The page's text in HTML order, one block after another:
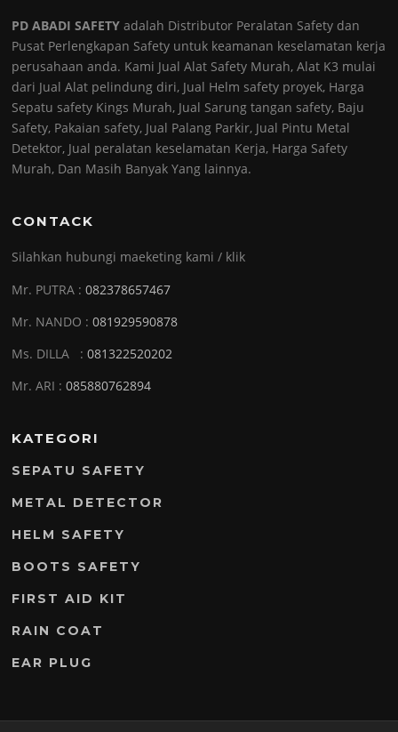
PD ABADI SAFETY adalah Distributor Peralatan Safety dan
Pusat Perlengkapan Safety untuk keamanan keselamatan kerja
perusahaan anda. Kami Jual Alat Safety Murah, Alat K3 mulai
dari Jual Alat pelindung diri, Jual Helm safety proyek, Harga
Sepatu safety Kings Murah, Jual Sarung tangan safety, Baju
Safety, Pakaian safety, Jual Palang Parkir, Jual Pintu Metal
Detektor, Jual peralatan keselamatan Kerja, Harga Safety
Murah, Dan Masih Banyak Yang lainnya.
CONTACK
Silahkan hubungi maeketing kami / klik
Mr. PUTRA :082378657467
Mr. NANDO :081929590878
Ms. DILLA :081322520202
Mr. ARI :085880762894
KATEGORI
SEPATU SAFETY
METAL DETECTOR
HELM SAFETY
BOOTS SAFETY
FIRST AID KIT
RAIN COAT
EAR PLUG